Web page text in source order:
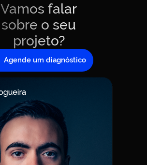
Vamos falar
sobre o seu
projeto?
Agende um diagnóstico